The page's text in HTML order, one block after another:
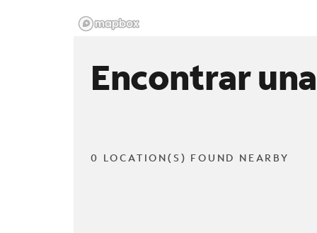
Encontrar
0 LOCATION(S) FOUND NEARBY